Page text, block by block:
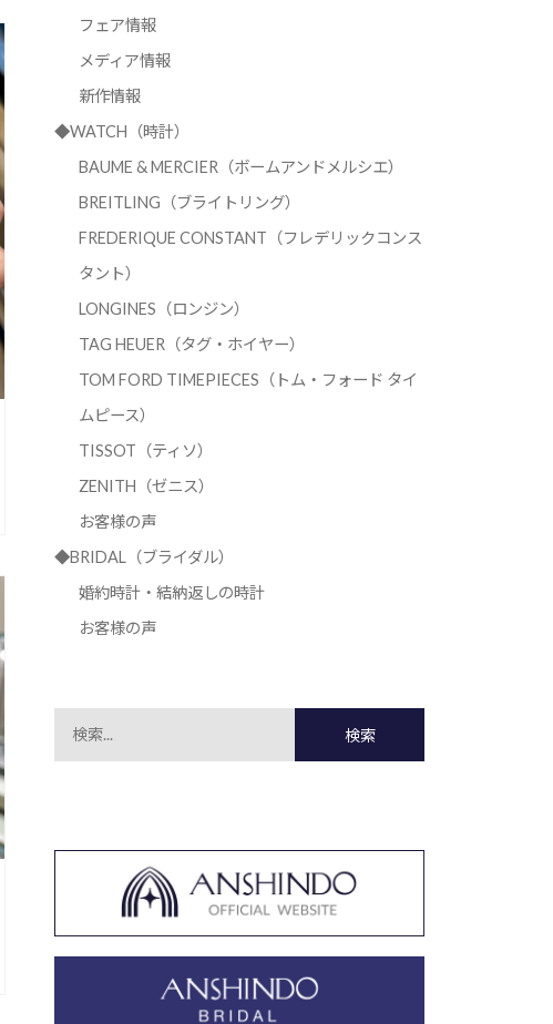
フェア情報
メディア情報
新作情報
◆WATCH（時計）
BAUME & MERCIER（ボームアンドメルシエ）
BREITLING（ブライトリング）
FREDERIQUE CONSTANT（フレデリックコンス
タント）
LONGINES（ロンジン）
TAG HEUER（タグ・ホイヤー）
TOM FORD TIMEPIECES（トム・フォード タイ
ムピース）
TISSOT（ティソ）
ZENITH（ゼニス）
お客様の声
◆BRIDAL（ブライダル）
婚約時計・結納返しの時計
お客様の声